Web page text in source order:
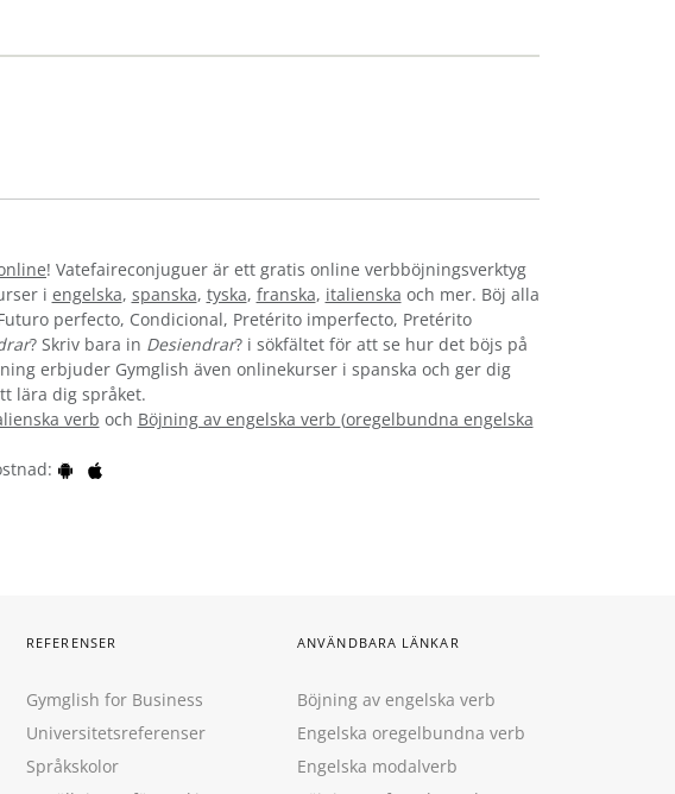
! Vatefaireconjuguer är ett gratis online verbböjningsverktyg
i engelska, spanska, tyska, franska, italienska och mer. Böj alla
perfecto, Condicional, Pretérito imperfecto, Pretérito
? Skriv bara in Desiendrar? i sökfältet för att se hur det böjs på
erbjuder Gymglish även onlinekurser i spanska och ger dig
lära dig språket.
verb och Böjning av engelska verb (oregelbundna engelska
REFERENSER
Gymglish for Business
Universitetsreferenser
Språkskolor
ANVÄNDBARA LÄNKAR
Böjning av engelska verb
Engelska oregelbundna verb
Engelska modalverb